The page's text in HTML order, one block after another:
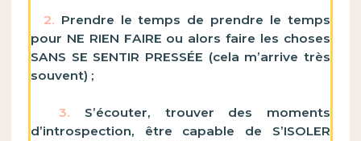
2. Prendre le temps de prendre le temps
pour NE RIEN FAIRE ou alors faire les choses
SANS SE SENTIR PRESSÉE (cela m’arrive très
souvent) ;
3. S’écouter, trouver des moments
d’introspection, être capable de S’ISOLER